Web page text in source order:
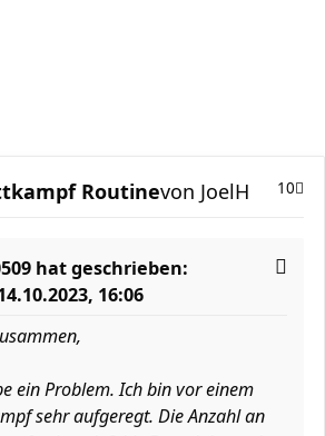
Routine 10
von JoelH
hat geschrieben:
16:06
ein Problem. Ich bin vor einem
sehr aufgeregt. Die Anzahl an